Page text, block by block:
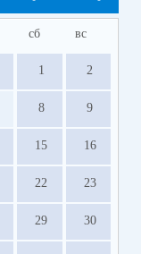
сб вс
1 2
8 9
15 16
22 23
29 30